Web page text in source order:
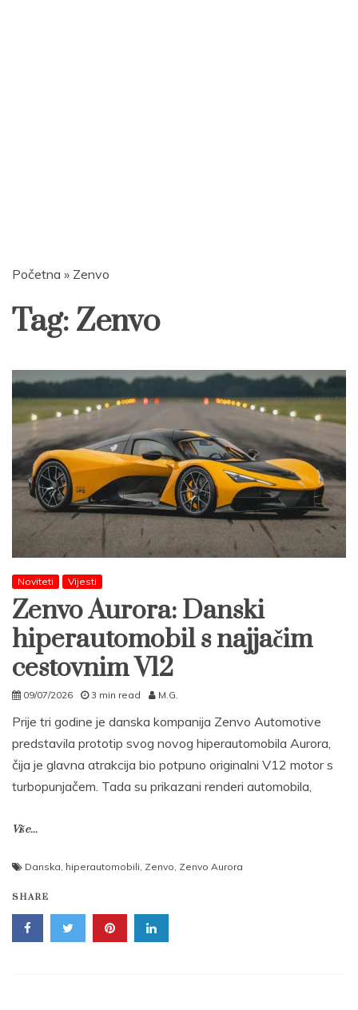
Početna » Zenvo
Tag: Zenvo
Noviteti Vijesti
Zenvo Aurora: Danski
hiperautomobil s najjačim
cestovnim V12
09/07/2026 3 min read M.G.
Prije tri godine je danska kompanija Zenvo Automotive
predstavila prototip svog novog hiperautomobila Aurora,
čija je glavna atrakcija bio potpuno originalni V12 motor s
turbopunjačem. Tada su prikazani renderi automobila,
Više...
Danska, hiperautomobili, Zenvo, Zenvo Aurora
SHARE